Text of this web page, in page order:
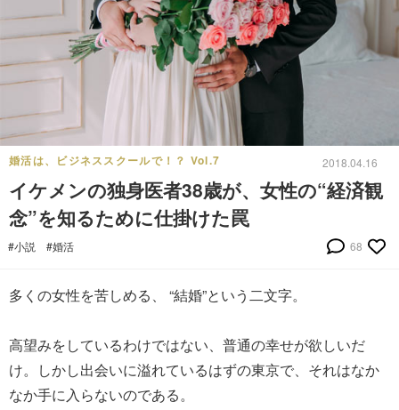
婚活は、ビジネススクールで！？ Vol.7 2018.04.16
イケメンの独身医者38歳が、女性の“経済観
念”を知るために仕掛けた罠
#小説 #婚活 68
多くの女性を苦しめる、 “結婚”という二文字。
高望みをしているわけではない、普通の幸せが欲しいだ
け。しかし出会いに溢れているはずの東京で、それはなか
なか手に入らないのである。